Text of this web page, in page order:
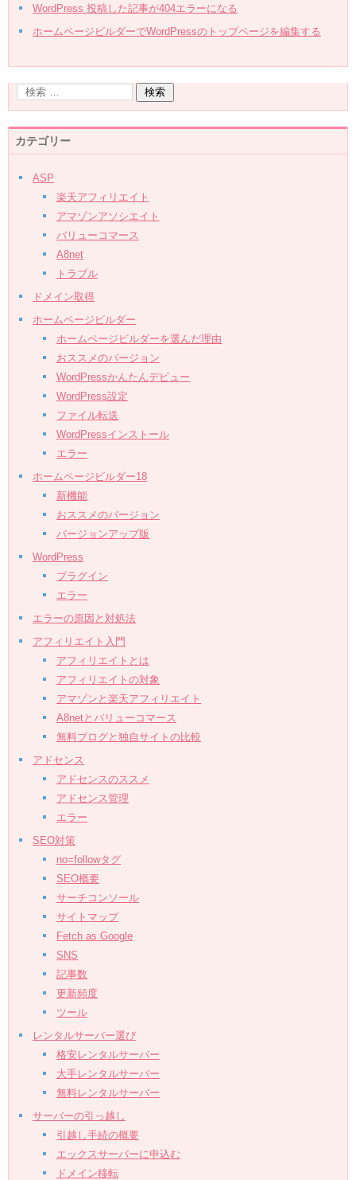
WordPress 投稿した記事が404エラーになる
ホームページビルダーでWordPressのトップページを編集する
カテゴリー
ASP
楽天アフィリエイト
アマゾンアソシエイト
バリューコマース
A8net
トラブル
ドメイン取得
ホームページビルダー
ホームページビルダーを選んだ理由
おススメのバージョン
WordPressかんたんデビュー
WordPress設定
ファイル転送
WordPressインストール
エラー
ホームページビルダー18
新機能
おススメのバージョン
バージョンアップ版
WordPress
プラグイン
エラー
エラーの原因と対処法
アフィリエイト入門
アフィリエイトとは
アフィリエイトの対象
アマゾンと楽天アフィリエイト
A8netとバリューコマース
無料ブログと独自サイトの比較
アドセンス
アドセンスのススメ
アドセンス管理
エラー
SEO対策
no=followタグ
SEO概要
サーチコンソール
サイトマップ
Fetch as Google
SNS
記事数
更新頻度
ツール
レンタルサーバー選び
格安レンタルサーバー
大手レンタルサーバー
無料レンタルサーバー
サーバーの引っ越し
引越し手続の概要
エックスサーバーに申込む
ドメイン移転